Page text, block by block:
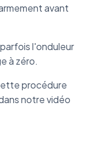
avant
l'onduleur
à zéro.
procédure
notre vidéo